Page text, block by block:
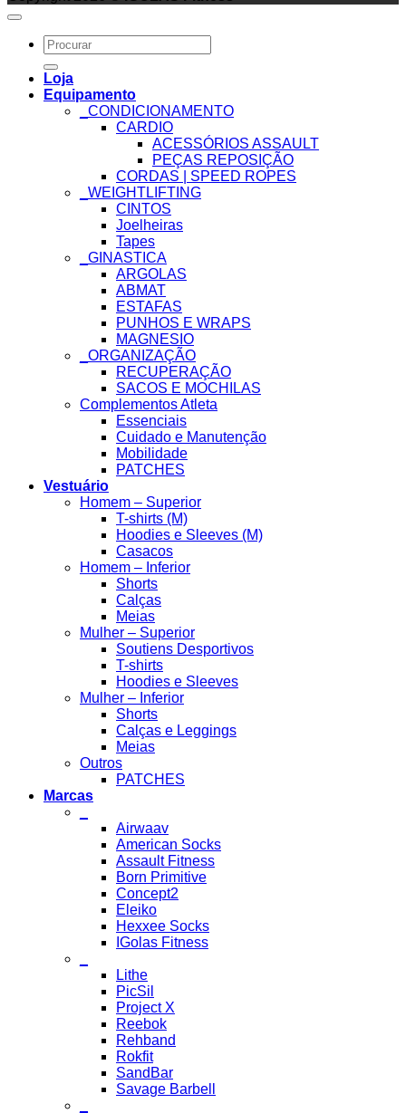
Search
for:
Loja
Equipamento
_CONDICIONAMENTO
CARDIO
ACESSÓRIOS ASSAULT
PEÇAS REPOSIÇÃO
CORDAS | SPEED ROPES
_WEIGHTLIFTING
CINTOS
Joelheiras
Tapes
_GINASTICA
ARGOLAS
ABMAT
ESTAFAS
PUNHOS E WRAPS
MAGNESIO
_ORGANIZAÇÃO
RECUPERAÇÃO
SACOS E MOCHILAS
Complementos Atleta
Essenciais
Cuidado e Manutenção
Mobilidade
PATCHES
Vestuário
Homem – Superior
T-shirts (M)
Hoodies e Sleeves (M)
Casacos
Homem – Inferior
Shorts
Calças
Meias
Mulher – Superior
Soutiens Desportivos
T-shirts
Hoodies e Sleeves
Mulher – Inferior
Shorts
Calças e Leggings
Meias
Outros
PATCHES
Marcas
Airwaav
American Socks
Assault Fitness
Born Primitive
Concept2
Eleiko
Hexxee Socks
IGolas Fitness
Lithe
PicSil
Project X
Reebok
Rehband
Rokfit
SandBar
Savage Barbell